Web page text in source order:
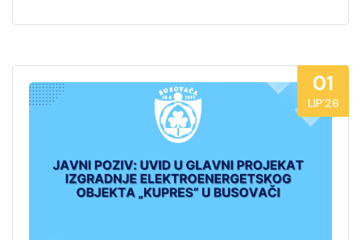
01
LIP’26